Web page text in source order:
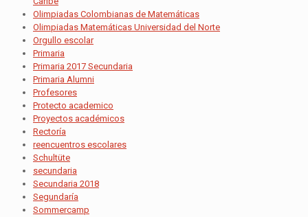
Olimpiadas Colombianas de Matemáticas
Olimpiadas Matemáticas Universidad del Norte
Orgullo escolar
Primaria
Primaria 2017 Secundaria
Primaria Alumni
Profesores
Protecto academico
Proyectos académicos
Rectoría
reencuentros escolares
Schultüte
secundaria
Secundaria 2018
Segundaría
Sommercamp